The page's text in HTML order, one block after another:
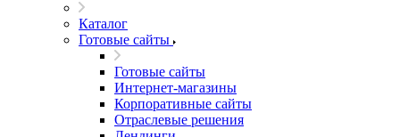
Каталог
Готовые сайты
Готовые сайты
Интернет-магазины
Корпоративные сайты
Отраслевые решения